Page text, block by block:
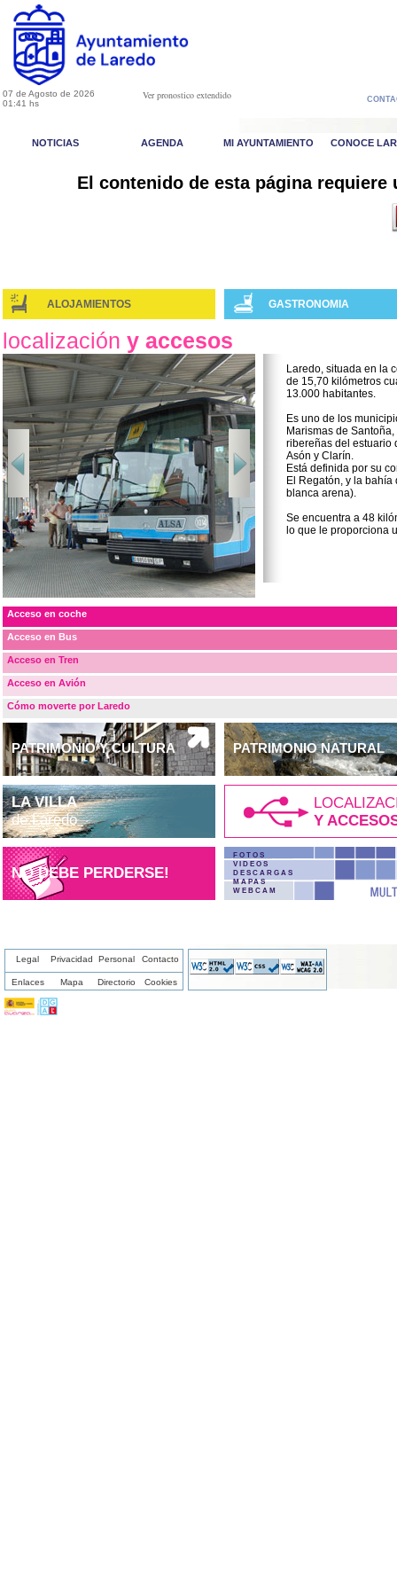
07 de Agosto de 2026
01:41 hs
Ver pronostico extendido
NOTICIAS AGENDA MI AYUNTAMIENTO CONOCE
El contenido de esta página requiere
ALOJAMIENTOS GASTRONOMIA
localización y accesos
Laredo, situada en la
de 15,70 kilómetros
13.000 habitantes.
Es uno de los
Marismas de
ribereñas del estuario
Asón y Clarín.
Está definida por su
El Regatón, y la
blanca arena).
Se encuentra a 48
lo que le proporciona
Acceso en coche
Acceso en Bus
Acceso en Tren
Acceso en Avión
Cómo moverte por Laredo
PATRIMONIO Y CULTURA
LA VILLA
de Laredo
NO DEBE PERDERSE!
PATRIMONIO NATURAL
Y
FOTOS
VIDEOS
DESCARGAS
MAPAS
WEBCAM
Legal Privacidad Personal Contacto
Enlaces Mapa Directorio Cookies